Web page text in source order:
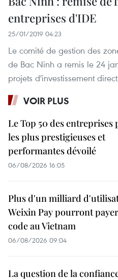
entreprises d'IDE
25/01/2019 04:23
Le comité de gestion des
de Bac Ninh a remis le 24
projets d'investissement
VOIR PLUS
Le Top 50 des entreprises
les plus prestigieuses et
performantes dévoilé
06/08/2026 16:05
Plus d'un milliard
Weixin Pay pourront
code au Vietnam
06/08/2026 09:04
La question de la